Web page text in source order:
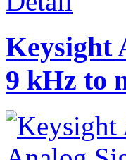
Keysight
9 kHz to